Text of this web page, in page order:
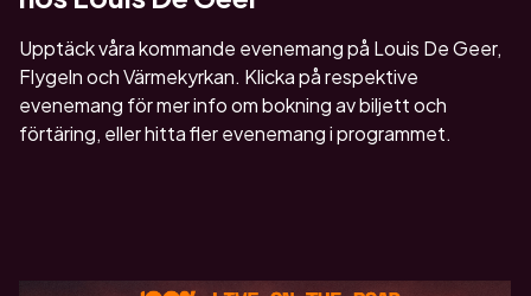
Upptäck våra kommande evenemang på Louis De Geer,
Flygeln och Värmekyrkan. Klicka på respektive
evenemang för mer info om bokning av biljett och
förtäring, eller hitta fler evenemang i programmet.